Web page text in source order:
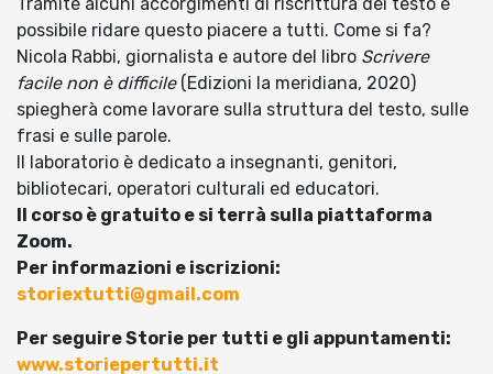
Tramite alcuni accorgimenti di riscrittura del testo è
possibile ridare questo piacere a tutti. Come si fa?
Nicola Rabbi, giornalista e autore del libro Scrivere
facile non è difficile(Edizioni la meridiana, 2020)
spiegherà come lavorare sulla struttura del testo, sulle
frasi e sulle parole.
Il laboratorio è dedicato a insegnanti, genitori,
bibliotecari, operatori culturali ed educatori.
Il corso è gratuito e si terrà sulla piattaforma
Zoom.
Per informazioni e iscrizioni:
storiextutti@gmail.com
Per seguire Storie per tutti e gli appuntamenti:
www.storiepertutti.it